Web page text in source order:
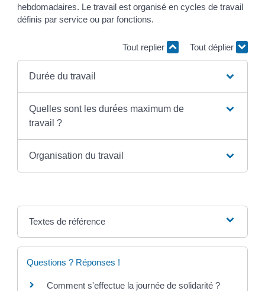
hebdomadaires. Le travail est organisé en cycles de travail
définis par service ou par fonctions.
Tout replier Tout déplier
Durée du travail
Quelles sont les durées maximum de
travail ?
Organisation du travail
Textes de référence
Questions ? Réponses !
Comment s'effectue la journée de solidarité ?